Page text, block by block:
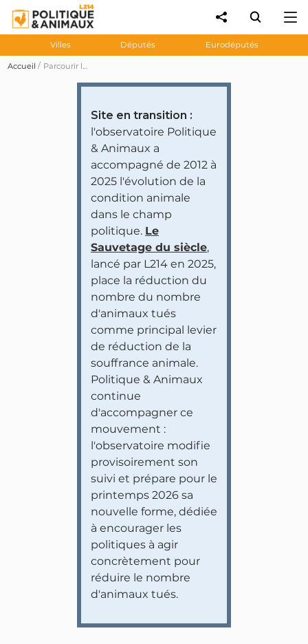
Villes Députés Eurodéputés
Accueil Parcourir les prises de position des personnalités et partis politiques
Site en transition :
l'observatoire Politique
& Animaux a
accompagné de 2012 à
2025 l'évolution de la
condition animale
dans le champ
politique. Le
Sauvetage du siècle,
lancé par L214 en 2025,
place la réduction du
nombre du nombre
d'animaux tués
comme principal levier
de réduction de la
souffrance animale.
Politique & Animaux
continue
d'accompagner ce
mouvement :
l'observatoire modifie
provisoirement son
suivi et prépare pour le
printemps 2026 sa
nouvelle forme, dédiée
à encourager les
politiques à agir
concrètement pour
réduire le nombre
d'animaux tués.